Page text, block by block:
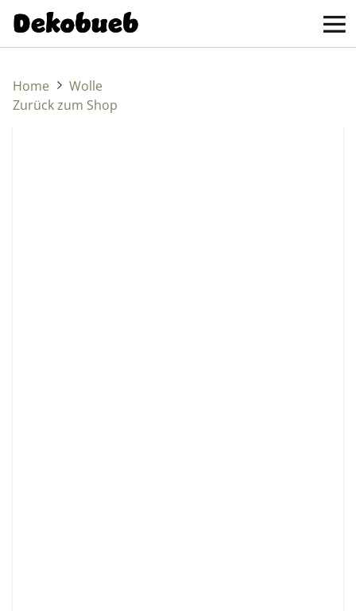
Home
Wolle
Zurück zum Shop